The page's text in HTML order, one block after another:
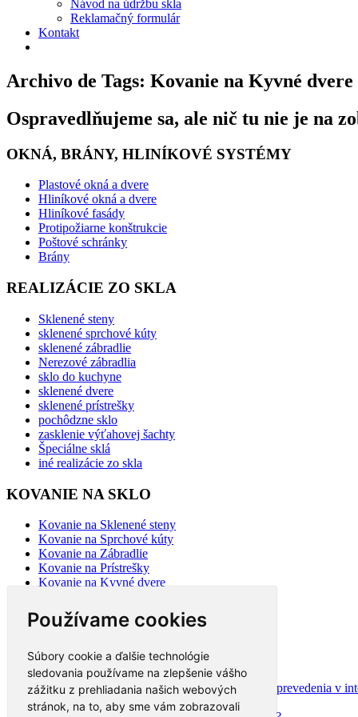
Používame cookies
Súbory cookie a ďalšie technológie
sledovania používame na zlepšenie vášho
zážitku z prehliadania našich webových
stránok, na to, aby sme vám zobrazovali
Návod na údržbu skla
Reklamačný formulár
Kontakt
Archivo de Tags: Kovanie na Kyvné dvere
Ospravedlňujeme sa, ale nič tu nie je na
OKNÁ, BRÁNY, HLINÍKOVÉ SYSTÉMY
Plastové okná a dvere
Hliníkové okná a dvere
Hliníkové fasády
Protipožiarne konštrukcie
Poštové schránky
Brány
REALIZÁCIE ZO SKLA
Sklenené steny
sklenené sprchové kúty
sklenené zábradlie
Nerezové zábradlia
sklo do kuchyne
sklenené dvere
sklenené prístrešky
pochôdzne sklo
zasklenie výťahovej šachty
Špeciálne sklá
iné realizácie zo skla
KOVANIE NA SKLO
Kovanie na Sklenené steny
Kovanie na Sprchové kúty
Kovanie na Zábradlie
Kovanie na Prístrešky
Kovanie na Kyvné dvere
Kovanie na sklo 2
Mýty a fakty o plastových oknách
Moderné schodisko: Spoznajte rôzne možnosti prevedenia v
Ako najlepšie opticky zväčšiť priestor?